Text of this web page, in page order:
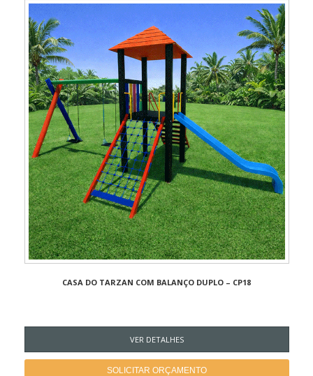
CASA DO TARZAN COM BALANÇO DUPLO – CP18
VER DETALHES
SOLICITAR ORÇAMENTO